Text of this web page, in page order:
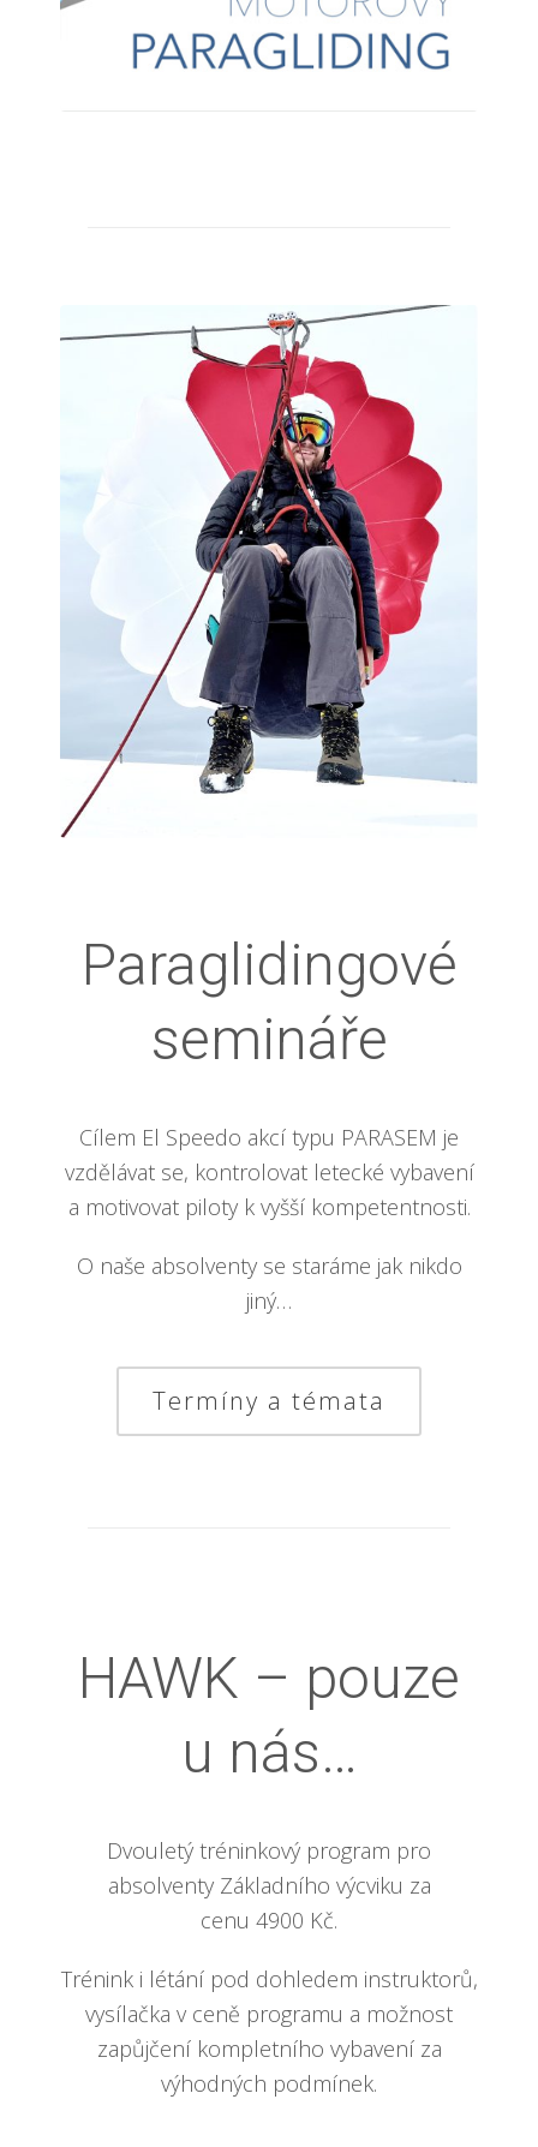
Paraglidingové
semináře
Cílem El Speedo akcí typu PARASEM je
vzdělávat se, kontrolovat letecké vybavení
a motivovat piloty k vyšší kompetentnosti.
O naše absolventy se staráme jak nikdo
jiný…
Termíny a témata
HAWK – pouze
u nás…
Dvouletý tréninkový program pro
absolventy Základního výcviku za
cenu 4900 Kč.
Trénink i létání pod dohledem instruktorů,
vysílačka v ceně programu a možnost
zapůjčení kompletního vybavení za
výhodných podmínek.